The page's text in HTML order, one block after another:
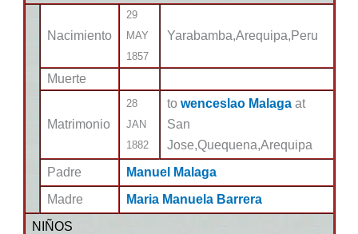
Nacimiento
29
MAY
1857
Yarabamba,Arequipa,Peru
Muerte
Matrimonio
28
JAN
1882
to wenceslao Malaga at
San
Jose,Quequena,Arequipa
Padre
Manuel Malaga
Madre
Maria Manuela Barrera
NIÑOS